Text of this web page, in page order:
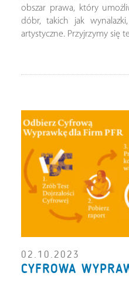
obszar prawa, który
dóbr, takich jak
artystyczne. Przyjrzymy się
02.10.2023
CYFROWA